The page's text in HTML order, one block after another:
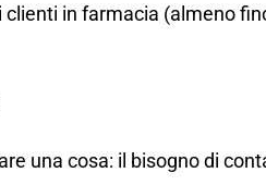
in farmacia (almeno
una cosa: il bisogno di